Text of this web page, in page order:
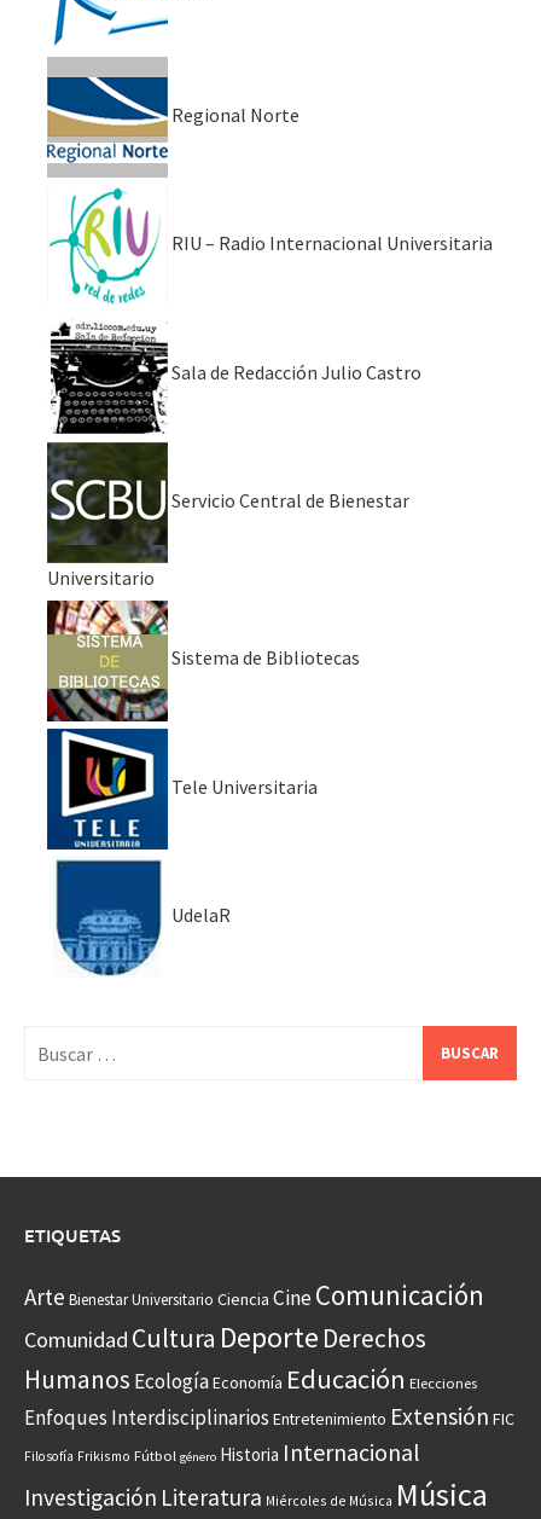
Regional Norte
RIU – Radio Internacional Universitaria
Sala de Redacción Julio Castro
Servicio Central de Bienestar
Universitario
Sistema de Bibliotecas
Tele Universitaria
UdelaR
ETIQUETAS
Arte Bienestar Universitario Ciencia CineComunicación
Comunidad Cultura Deporte Derechos
Humanos EcologíaEconomía Educación Elecciones
Enfoques Interdisciplinarios Entretenimiento Extensión FIC
Filosofía Frikismo Fútbol género Historia Internacional
Investigación Literatura Miércoles de Música Música